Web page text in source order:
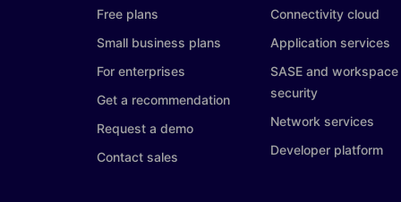
Free plans
Small business plans
For enterprises
Get a recommendation
Request a demo
Contact sales
Connectivity cloud
Application services
SASE and workspace
security
Network services
Developer platform